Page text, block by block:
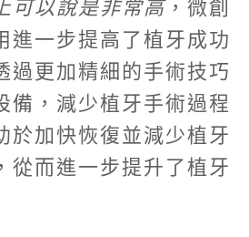
可以說是非常高，微創
進一步提高了植牙成功
過更加精細的手術技巧
備，減少植牙手術過程
於加快恢復並減少植牙
從而進一步提升了植牙